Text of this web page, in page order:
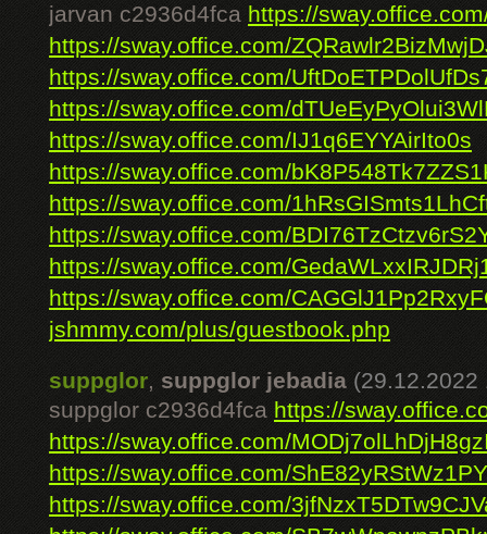
jarvan c2936d4fca https://
https://sway.office.com/
https://sway.office.com/
https://sway.office.com/
https://sway.office.com/IJ1q6EYYAirIto0s
https://sway.office.com/
https://sway.office.com/
https://sway.office.com/
https://sway.office.com/
https://sway.office.com/
jshmmy.com/plus/guestbook.php
suppglor,suppglor jebadia (29.12.2022
suppglor c2936d4fca https://
https://sway.office.com/
https://sway.office.com/
https://sway.office.com/